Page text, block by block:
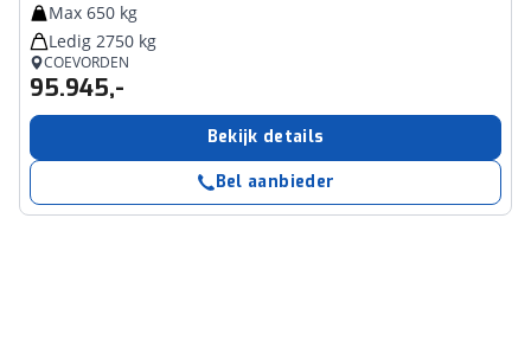
Max 650 kg
Ledig 2750 kg
COEVORDEN
95.945,-
Bekijk details
Bel aanbieder